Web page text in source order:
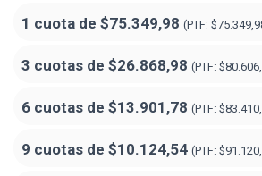
1 cuota de $75.349,98 (PTF:
3 cuotas de $26.868,98 (PTF:
6 cuotas de $13.901,78 (PTF:
9 cuotas de $10.124,54 (PTF: